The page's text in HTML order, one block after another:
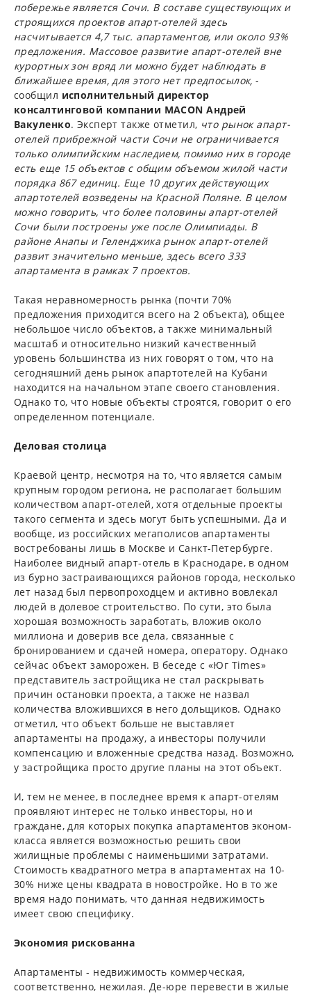
побережье является Сочи. В составе существующих и
строящихся проектов апарт-отелей здесь
насчитывается 4,7 тыс. апартаментов, или около 93%
предложения. Массовое развитие апарт-отелей вне
курортных зон вряд ли можно будет наблюдать в
ближайшее время, для этого нет предпосылок, -
сообщил исполнительный директор
консалтинговой компании MACON Андрей
Вакуленко. Эксперт также отметил, что рынок апарт-
отелей прибрежной части Сочи не ограничивается
только олимпийским наследием, помимо них в городе
есть еще 15 объектов с общим объемом жилой части
порядка 867 единиц. Еще 10 других действующих
апартотелей возведены на Красной Поляне. В целом
можно говорить, что более половины апарт-отелей
Сочи были построены уже после Олимпиады. В
районе Анапы и Геленджика рынок апарт-отелей
развит значительно меньше, здесь всего 333
апартамента в рамках 7 проектов.
Такая неравномерность рынка (почти 70%
предложения приходится всего на 2 объекта), общее
небольшое число объектов, а также минимальный
масштаб и относительно низкий качественный
уровень большинства из них говорят о том, что на
сегодняшний день рынок апартотелей на Кубани
находится на начальном этапе своего становления.
Однако то, что новые объекты строятся, говорит о его
определенном потенциале.
Деловая столица
Краевой центр, несмотря на то, что является самым
крупным городом региона, не располагает большим
количеством апарт-отелей, хотя отдельные проекты
такого сегмента и здесь могут быть успешными. Да и
вообще, из российских мегаполисов апартаменты
востребованы лишь в Москве и Санкт-Петербурге.
Наиболее видный апарт-отель в Краснодаре, в одном
из бурно застраивающихся районов города, несколько
лет назад был первопроходцем и активно вовлекал
людей в долевое строительство. По сути, это была
хорошая возможность заработать, вложив около
миллиона и доверив все дела, связанные с
бронированием и сдачей номера, оператору. Однако
сейчас объект заморожен. В беседе с «Юг Times»
представитель застройщика не стал раскрывать
причин остановки проекта, а также не назвал
количества вложившихся в него дольщиков. Однако
отметил, что объект больше не выставляет
апартаменты на продажу, а инвесторы получили
компенсацию и вложенные средства назад. Возможно,
у застройщика просто другие планы на этот объект.
И, тем не менее, в последнее время к апарт-отелям
проявляют интерес не только инвесторы, но и
граждане, для которых покупка апартаментов эконом-
класса является возможностью решить свои
жилищные проблемы с наименьшими затратами.
Стоимость квадратного метра в апартаментах на 10-
30% ниже цены квадрата в новостройке. Но в то же
время надо понимать, что данная недвижимость
имеет свою специфику.
Экономия рискованна
Апартаменты - недвижимость коммерческая,
соответственно, нежилая. Де-юре перевести в жилые